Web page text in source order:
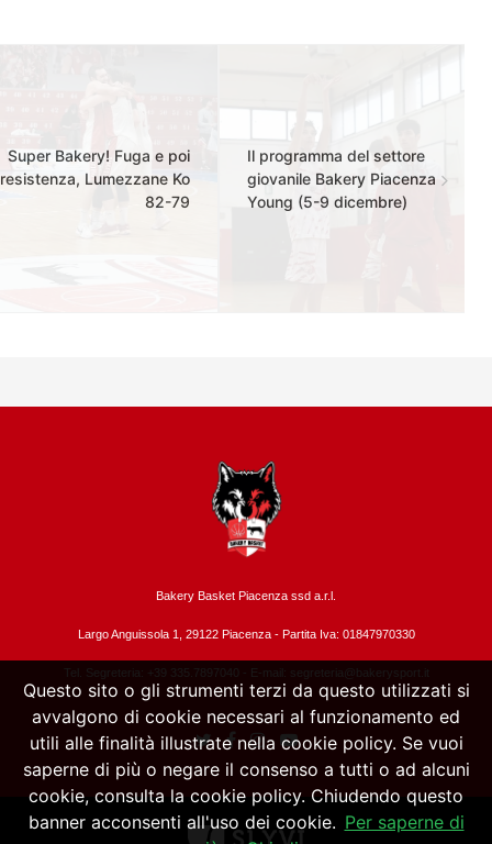
Super Bakery! Fuga e poi
resistenza, Lumezzane Ko
82-79
Il programma del settore
giovanile Bakery Piacenza
Young (5-9 dicembre)
Bakery Basket Piacenza ssd a.r.l.
Largo Anguissola 1, 29122 Piacenza - Partita Iva: 01847970330
Tel. Segreteria: +39 335.7897040 - E-mail: segreteria@bakerysport.it
Questo sito o gli strumenti terzi da questo utilizzati si
avvalgono di cookie necessari al funzionamento ed
utili alle finalità illustrate nella cookie policy. Se vuoi
saperne di più o negare il consenso a tutti o ad alcuni
cookie, consulta la cookie policy. Chiudendo questo
banner acconsenti all'uso dei cookie. Per saperne di